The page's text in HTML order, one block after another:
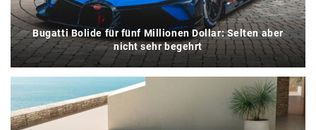
Bugatti Bolide für fünf Millionen Dollar: Selten aber
nicht sehr begehrt